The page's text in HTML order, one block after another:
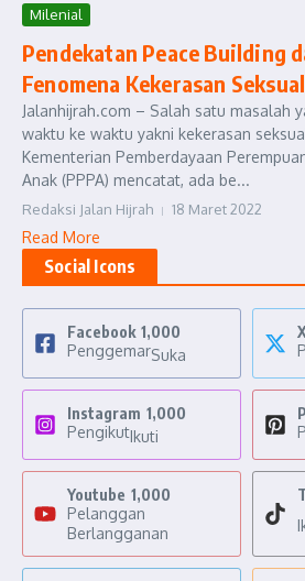
Milenial
Pendekatan Peace Building
Fenomena Kekerasan Seksual
Jalanhijrah.com – Salah satu masalah
waktu ke waktu yakni kekerasan
Kementerian Pemberdayaan
Anak (PPPA) mencatat, ada be...
Redaksi Jalan Hijrah 18 Maret 2022
Read More
Social Icons
Facebook 1,000
PenggemarSuka
Instagram 1,000
PengikutIkuti
Youtube 1,000
Pelanggan
Berlangganan